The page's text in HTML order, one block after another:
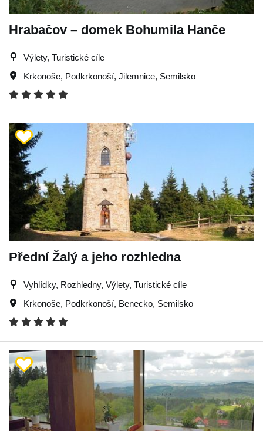
Hrabačov – domek Bohumila Hanče
Výlety, Turistické cíle
Krkonoše, Podkrkonoší, Jilemnice, Semilsko
Přední Žalý a jeho rozhledna
Vyhlídky, Rozhledny, Výlety, Turistické cíle
Krkonoše, Podkrkonoší, Benecko, Semilsko